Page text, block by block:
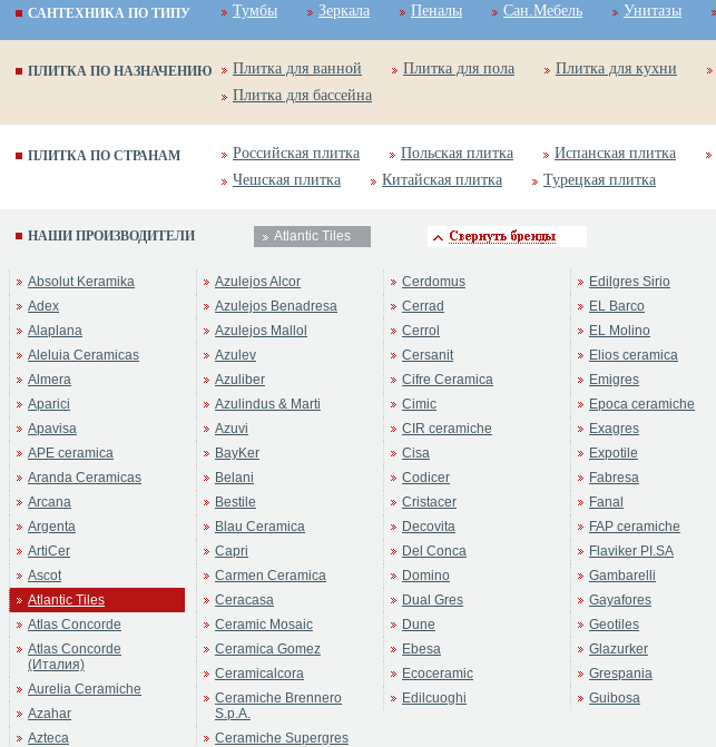
САНТЕХНИКА ПО ТИПУ Тумбы Зеркала Пеналы Сан.Мебель Унитазы
ПЛИТКА ПО НАЗНАЧЕНИЮ Плитка для ванной Плитка для пола Плитка для кухни
Плитка для бассейна
ПЛИТКА ПО СТРАНАМ Российская плитка Польская плитка Испанская плитка
Чешская плитка
Китайская плитка Турецкая плитка
НАШИ ПРОИЗВОДИТЕЛИ Atlantic Tiles
Absolut Keramika
Adex
Alaplana
Aleluia Ceramicas
Almera
Aparici
Apavisa
APE ceramica
Aranda Ceramicas
Arcana
Argenta
ArtiCer
Ascot
Atlantic Tiles
Atlas Concorde
Atlas Concorde
(Италия)
Aurelia Ceramiche
Azahar
Azteca
Azulejos Alcor
Azulejos Benadresa
Azulejos Mallol
Azulev
Azuliber
Azulindus & Marti
Azuvi
BayKer
Belani
Bestile
Blau Ceramica
Capri
Carmen Ceramica
Ceracasa
Ceramic Mosaic
Ceramica Gomez
Ceramicalcora
Ceramiche Brennero
S.p.A.
Ceramiche Supergres
Cerdomus
Cerrad
Cerrol
Cersanit
Cifre Ceramica
Cimic
CIR ceramiche
Cisa
Codicer
Cristacer
Decovita
Del Conca
Domino
Dual Gres
Dune
Ebesa
Ecoceramic
Edilcuoghi
Edilgres Sirio
EL Barco
EL Molino
Elios ceramica
Emigres
Epoca ceramiche
Exagres
Expotile
Fabresa
Fanal
FAP ceramiche
Flaviker PI.SA
Gambarelli
Gayafores
Geotiles
Glazurker
Grespania
Guibosa